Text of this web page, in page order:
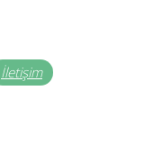
İletişim